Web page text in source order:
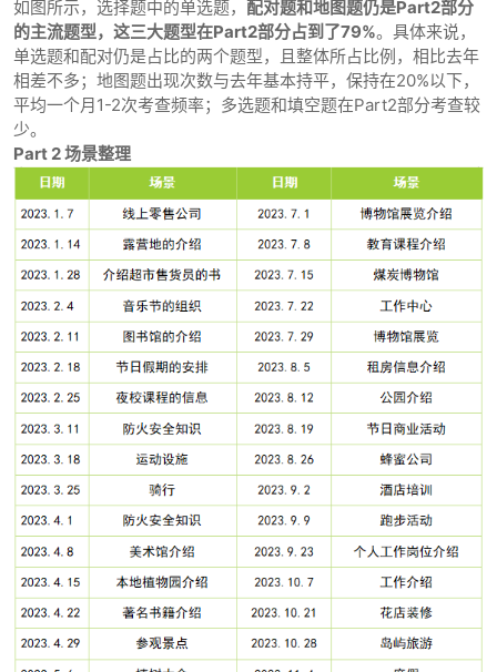
如图所示，选择题中的单选题， 配对题和地图题仍是Part2部分
的主流题型，这三大题型在Part2部分占到了79%。具体来说，
单选题和配对仍是占比的两个题型，且整体所占比例，相比去年
相差不多；地图题出现次数与去年基本持平，保持在20%以下，
平均一个月1-2次考查频率；多选题和填空题在Part2部分考查较
少。
Part 2 场景整理